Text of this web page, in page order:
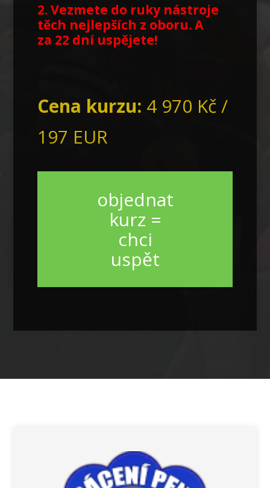
2. Vezmete do ruky nástroje
těch nejlepších z oboru.A
za 22 dní uspějete!
Cena kurzu: 4 970 Kč /
197 EUR
objednat
kurz =
chci
uspět